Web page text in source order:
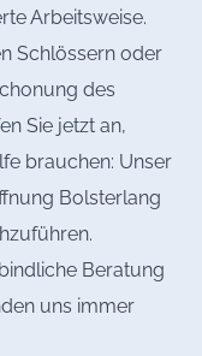
Arbeitsweise.
Schlössern oder
des
Sie jetzt an,
brauchen: Unser
Bolsterlang
Beratung
uns immer